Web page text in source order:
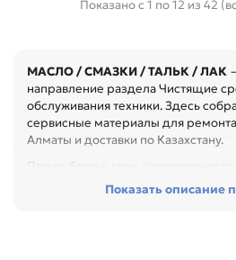
Показано с 1 по 12 из 42
МАСЛО / СМАЗКИ / ТАЛЬК / ЛАК
направление раздела Чистящие
обслуживания техники. Здесь
сервисные материалы для ремонта
Алматы и доставки по Казахстану.
При выборе в этом направлении
название товара, но и технические
Показать описание